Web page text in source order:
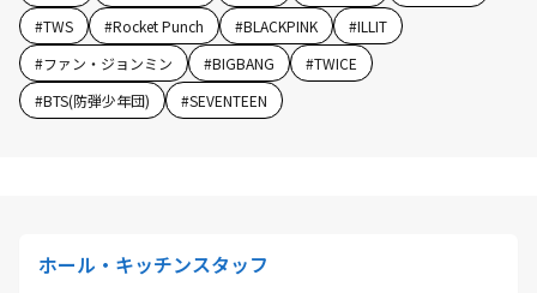
#TWS #Rocket Punch #BLACKPINK #ILLIT
#ファン・ジョンミン #BIGBANG #TWICE
#BTS(防弾少年団) #SEVENTEEN
ホール・キッチンスタッフ